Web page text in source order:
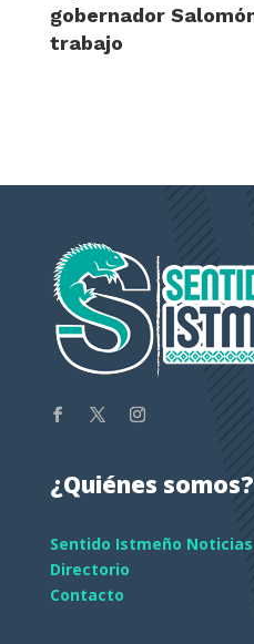
gobernador
trabajo
¿Quiénes somos?
Sentido Istmeño Noticias
Directorio
Contacto